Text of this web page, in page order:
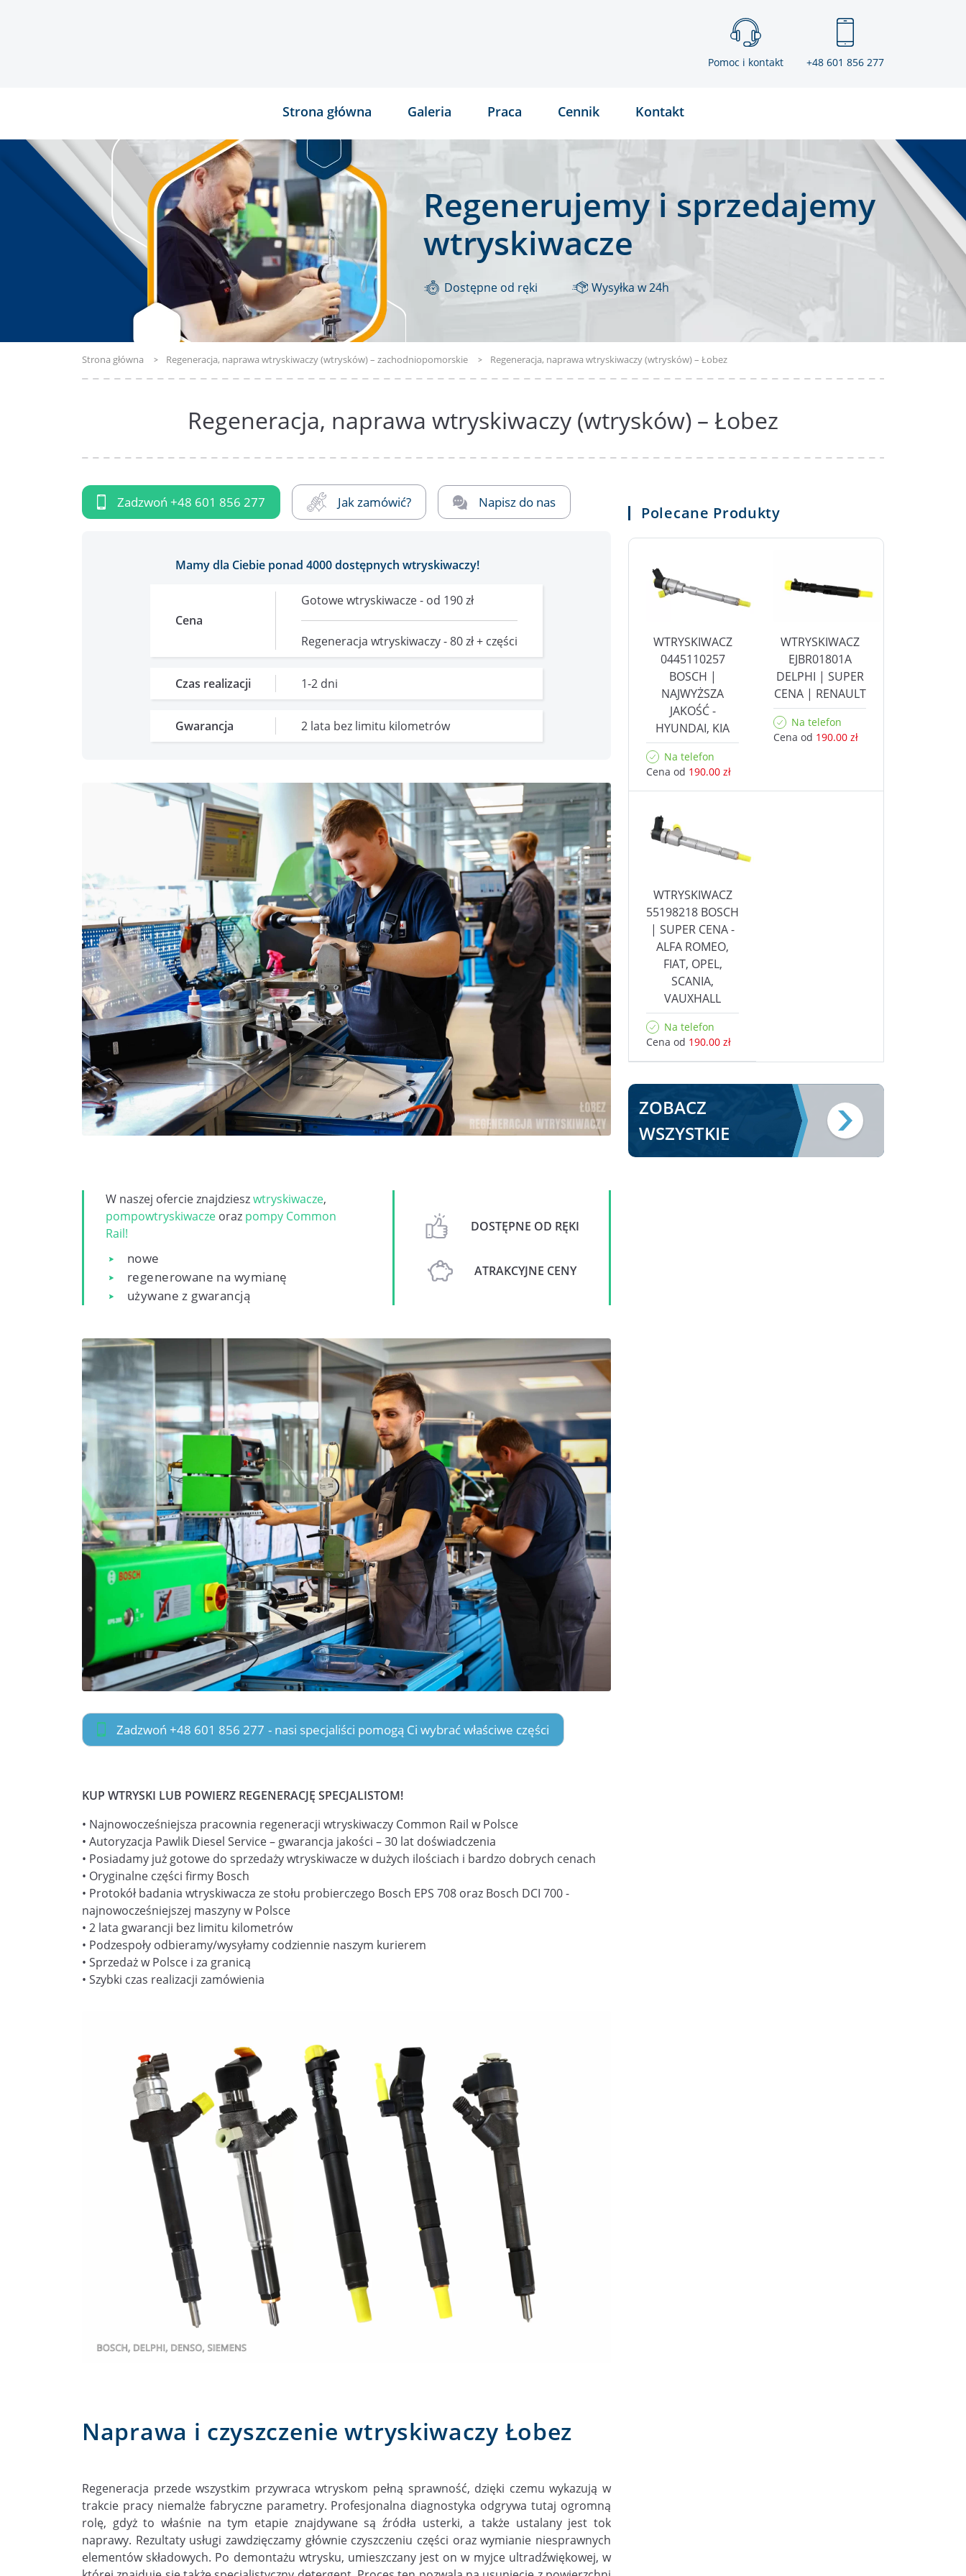
Pomoc i kontakt +48 601 856 277
Strona główna Galeria Praca Cennik Kontakt
Regenerujemy i sprzedajemy
wtryskiwacze
Dostępne od ręki Wysyłka w 24h
Strona główna Regeneracja, naprawa wtryskiwaczy (wtrysków) – zachodniopomorskie Regeneracja, naprawa wtryskiwaczy (wtrysków) – Łobez
Regeneracja, naprawa wtryskiwaczy (wtrysków) – Łobez
Zadzwoń +48 601 856 277 Jak zamówić? Napisz do nas
Mamy dla Ciebie ponad 4000 dostępnych wtryskiwaczy!
Cena
Gotowe wtryskiwacze - od 190 zł
Regeneracja wtryskiwaczy - 80 zł + części
Czas realizacji 1-2 dni
Gwarancja 2 lata bez limitu kilometrów
W naszej ofercie znajdzieszwtryskiwacze,
pompowtryskiwacze oraz pompy Common
Rail!
nowe
regenerowane na wymianę
używane z gwarancją
DOSTĘPNE OD RĘKI
ATRAKCYJNE CENY
Zadzwoń +48 601 856 277 - nasi specjaliści pomogą Ci wybrać właściwe części
KUP WTRYSKI LUB POWIERZ REGENERACJĘ SPECJALISTOM!
• Najnowocześniejsza pracownia regeneracji wtryskiwaczy Common Rail w Polsce
• Autoryzacja Pawlik Diesel Service – gwarancja jakości – 30 lat doświadczenia
• Posiadamy już gotowe do sprzedaży wtryskiwacze w dużych ilościach i bardzo dobrych cenach
• Oryginalne części firmy Bosch
• Protokół badania wtryskiwacza ze stołu probierczego Bosch EPS 708 oraz Bosch DCI 700 -
najnowocześniejszej maszyny w Polsce
• 2 lata gwarancji bez limitu kilometrów
• Podzespoły odbieramy/wysyłamy codziennie naszym kurierem
• Sprzedaż w Polsce i za granicą
• Szybki czas realizacji zamówienia
Naprawa i czyszczenie wtryskiwaczy Łobez
Regeneracja przede wszystkim przywraca wtryskom pełną sprawność, dzięki czemu wykazują w
trakcie pracy niemalże fabryczne parametry. Profesjonalna diagnostyka odgrywa tutaj ogromną
rolę, gdyż to właśnie na tym etapie znajdywane są źródła usterki, a także ustalany jest tok
naprawy. Rezultaty usługi zawdzięczamy głównie czyszczeniu części oraz wymianie niesprawnych
elementów składowych. Po demontażu wtrysku, umieszczany jest on w myjce ultradźwiękowej, w
Polecane Produkty
WTRYSKIWACZ
0445110257
BOSCH |
NAJWYŻSZA
JAKOŚĆ -
HYUNDAI, KIA
Na telefon
Cena od 190.00 zł
WTRYSKIWACZ
EJBR01801A
DELPHI | SUPER
CENA | RENAULT
Na telefon
Cena od 190.00 zł
WTRYSKIWACZ
55198218 BOSCH
| SUPER CENA -
ALFA ROMEO,
FIAT, OPEL,
SCANIA,
VAUXHALL
Na telefon
Cena od 190.00 zł
ZOBACZ
WSZYSTKIE